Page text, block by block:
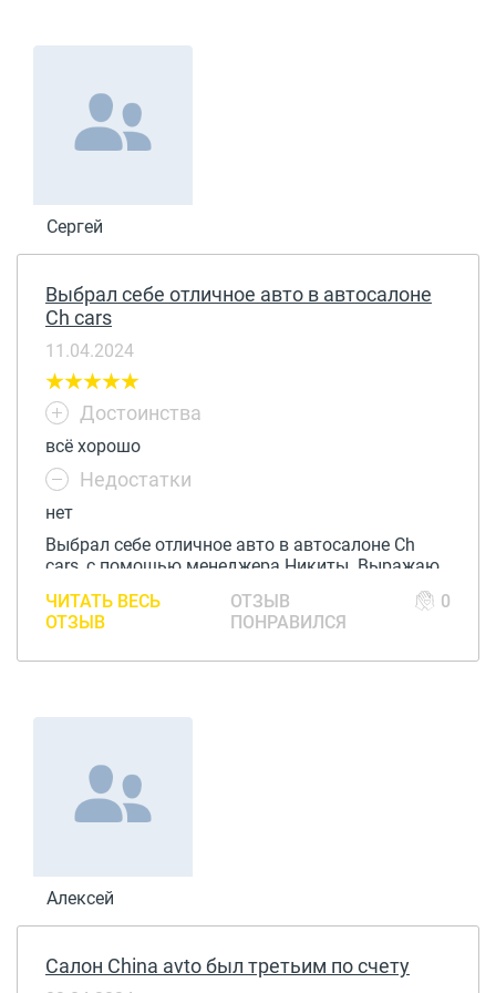
Сергей
Выбрал себе отличное авто в автосалоне
Ch cars
11.04.2024
Достоинства
всё хорошо
Недостатки
нет
Выбрал себе отличное авто в автосалоне Ch
cars, с помощью менеджера Никиты. Выражаю
благодарность. Очень доволен обслуживанием.
ЧИТАТЬ ВЕСЬ
ОТЗЫВ
ОТЗЫВ
ПОНРАВИЛСЯ
0
Алексей
Салон China avto был третьим по счету